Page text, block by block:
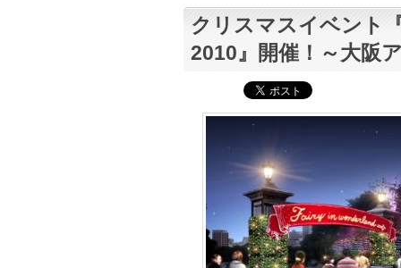
クリスマスイベント
2010』開催！～大阪